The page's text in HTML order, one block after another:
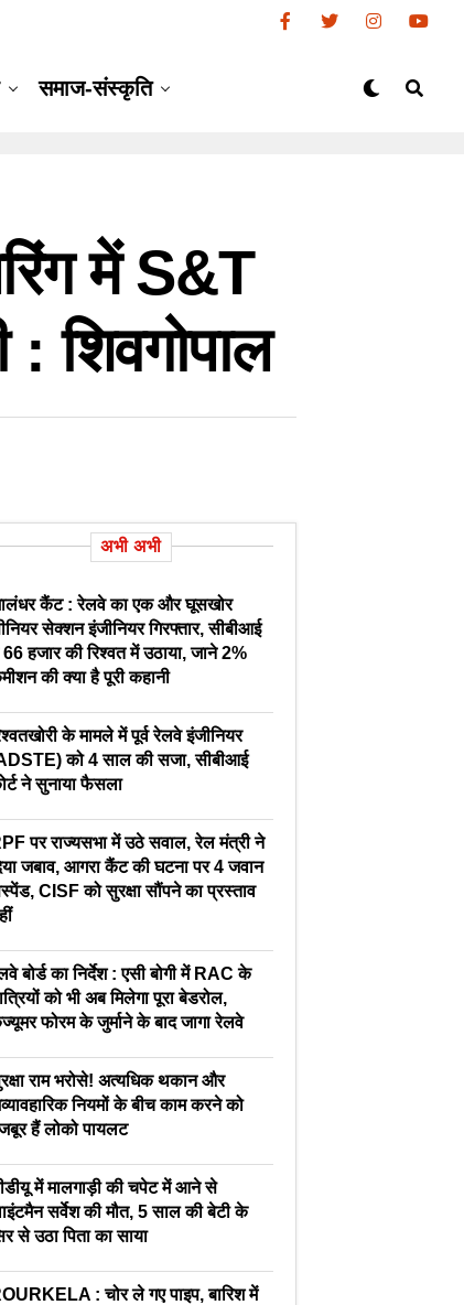
समाज-संस्कृति
में S&T
शिवगोपाल
अभी अभी
कैंट : रेलवे का एक और घूसखोर
सेक्शन इंजीनियर गिरफ्तार, सीबीआई
हजार की रिश्वत में उठाया, जाने 2%
की क्या है पूरी कहानी
के मामले में पूर्व रेलवे इंजीनियर
को 4 साल की सजा, सीबीआई
ने सुनाया फैसला
पर राज्यसभा में उठे सवाल, रेल मंत्री ने
जबाव, आगरा कैंट की घटना पर 4 जवान
CISF को सुरक्षा सौंपने का प्रस्ताव
बोर्ड का निर्देश : एसी बोगी में RAC के
को भी अब मिलेगा पूरा बेडरोल,
फोरम के जुर्माने के बाद जागा रेलवे
राम भरोसे! अत्यधिक थकान और
नियमों के बीच काम करने को
हैं लोको पायलट
में मालगाड़ी की चपेट में आने से
सर्वेश की मौत, 5 साल की बेटी के
से उठा पिता का साया
: चोर ले गए पाइप, बारिश में